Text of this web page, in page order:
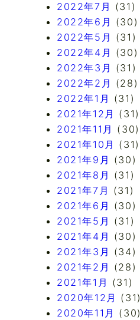
2022年7月 (31)
2022年6月 (30)
2022年5月 (31)
2022年4月 (30)
2022年3月 (31)
2022年2月 (28)
2022年1月 (31)
2021年12月 (31)
2021年11月 (30)
2021年10月 (31)
2021年9月 (30)
2021年8月 (31)
2021年7月 (31)
2021年6月 (30)
2021年5月 (31)
2021年4月 (30)
2021年3月 (34)
2021年2月 (28)
2021年1月 (31)
2020年12月 (31)
2020年11月 (30)